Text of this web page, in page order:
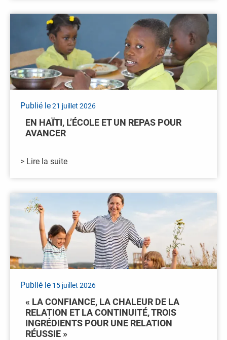
Publié le21 juillet 2026
EN HAÏTI, L’ÉCOLE ET UN REPAS POUR
AVANCER
> Lire la suite
Publié le 15 juillet 2026
« LA CONFIANCE, LA CHALEUR DE LA
RELATION ET LA CONTINUITÉ, TROIS
INGRÉDIENTS POUR UNE RELATION
RÉUSSIE »